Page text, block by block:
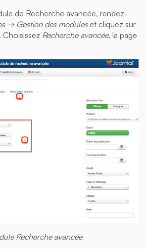
de Recherche avancée, rendez-
→ Gestion des moduleset cliquez sur
Choisissez Recherche avancée, la page
Recherche avancée